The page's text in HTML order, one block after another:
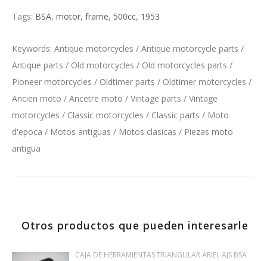
Tags: BSA, motor, frame, 500cc, 1953
Keywords: Antique motorcycles / Antique motorcycle parts /
Antique parts / Old motorcycles / Old motorcycles parts /
Pioneer motorcycles / Oldtimer parts / Oldtimer motorcycles /
Ancien moto / Ancetre moto / Vintage parts / Vintage
motorcycles / Classic motorcycles / Classic parts / Moto
d'epoca / Motos antiguas / Motos clasicas / Piezas moto
antigua
Otros productos que pueden interesarle
CAJA DE HERRAMIENTAS TRIANGULAR ARIEL AJS BSA